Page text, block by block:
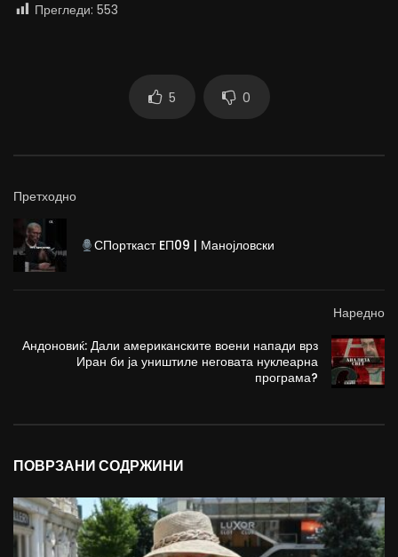
Прегледи: 553
5 0
Претходно
СПорткаст EП09 | Манојловски
Наредно
Андоновиќ: Дали американските воени напади врз
Иран би ја уништиле неговата нуклеарна
програма?
ПОВРЗАНИ СОДРЖИНИ